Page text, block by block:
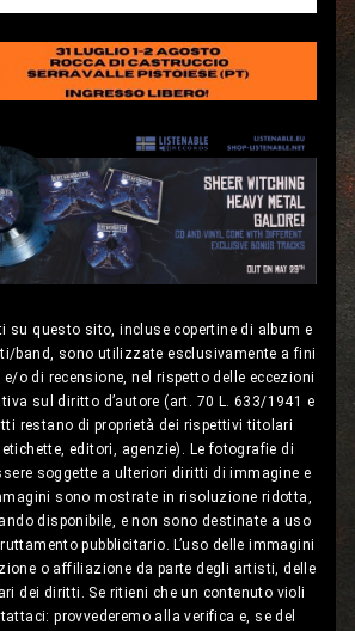
su questo sito, incluse copertine di album e
band, sono utilizzate esclusivamente a fini
o di recensione, nel rispetto delle eccezioni
sul diritto d’autore (art. 70 L. 633/1941 e
restano di proprietà dei rispettivi titolari
editori, agenzie). Le fotografie di
soggette a ulteriori diritti di immagine e
sono mostrate in risoluzione ridotta,
disponibile, e non sono destinate a uso
pubblicitario. L’uso delle immagini
o affiliazione da parte degli artisti, delle
dei diritti. Se ritieni che un contenuto violi
provvederemo alla verifica e, se del